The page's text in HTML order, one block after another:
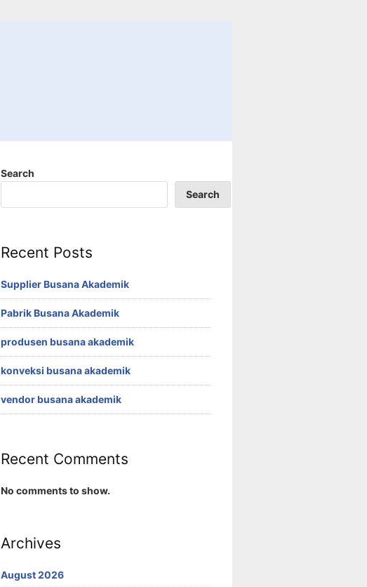
Search
Search
Recent Posts
Supplier Busana Akademik
Pabrik Busana Akademik
produsen busana akademik
konveksi busana akademik
vendor busana akademik
Recent Comments
No comments to show.
Archives
August 2026